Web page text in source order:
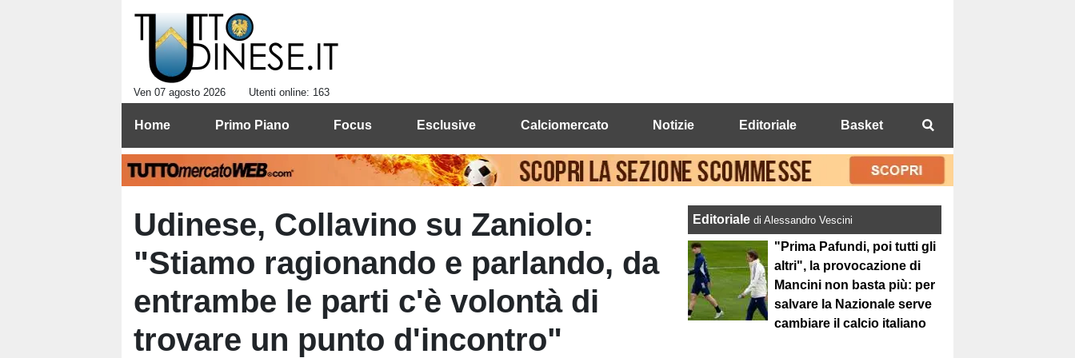
Ven 07 agosto 2026 Utenti online: 163
Home Primo Piano Focus Esclusive Calciomercato Notizie Editoriale Basket
Udinese, Collavino su Zaniolo:
"Stiamo ragionando e parlando, da
entrambe le parti c'è volontà di
trovare un punto d'incontro"
Editorialedi Alessandro Vescini
"Prima Pafundi, poi tutti gli
altri", la provocazione di
Mancini non basta più: per
salvare la Nazionale serve
cambiare il calcio italiano